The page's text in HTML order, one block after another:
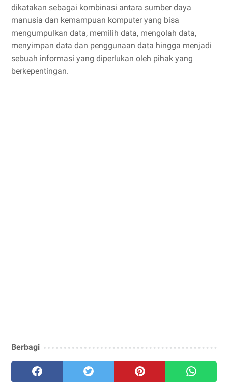
dikatakan sebagai kombinasi antara sumber daya
manusia dan kemampuan komputer yang bisa
mengumpulkan data, memilih data, mengolah data,
menyimpan data dan penggunaan data hingga menjadi
sebuah informasi yang diperlukan oleh pihak yang
berkepentingan.
Berbagi